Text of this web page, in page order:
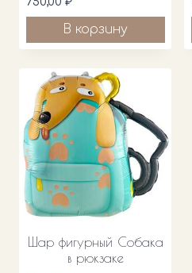
В корзину
Шар фигурный Собака
в рюкзаке